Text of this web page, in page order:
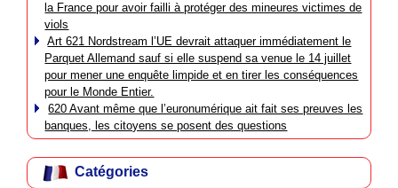
la France pour avoir failli à protéger des mineures victimes de
viols
Art 621 Nordstream l’UE devrait attaquer immédiatement le
Parquet Allemand sauf si elle suspend sa venue le 14 juillet
pour mener une enquête limpide et en tirer les conséquences
pour le Monde Entier.
620 Avant même que l’euronumérique ait fait ses preuves les
banques, les citoyens se posent des questions
Catégories